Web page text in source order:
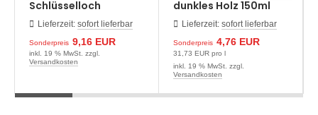
Schlüsselloch
Messingblech Eisen
125 x 37mm
Lieferzeit: sofort lieferbar
Sonderpreis 9,16 EUR
inkl. 19 % MwSt. zzgl.
Versandkosten
dunkles Holz 150ml
39.67€/l
Lieferzeit: sofort lieferbar
Sonderpreis 4,76 EUR
31,73 EUR pro l
inkl. 19 % MwSt. zzgl.
Versandkosten